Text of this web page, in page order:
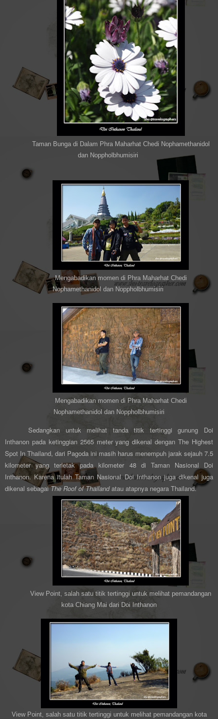
Taman Bunga di Dalam Phra Maharhat Chedi Nophamethanidol
dan Noppholbhumisiri
Mengabadikan momen di Phra Maharhat Chedi
Nophamethanidol dan Noppholbhumisiri
Mengabadikan momen di Phra Maharhat Chedi
Nophamethanidol dan Noppholbhumisiri
Sedangkan untuk melihat tanda titik tertinggi gunung Doi
Inthanon pada ketinggian 2565 meter yang dikenal dengan The Highest
Spot In Thailand, dari Pagoda ini masih harus menempuh jarak sejauh 7.5
kilometer yang terletak pada kilometer 48 di Taman Nasional Doi
Inthanon. Karena itulah Taman Nasional Doi Inthanon juga dikenal juga
dikenal sebagai The Roofof Thailandatau atapnya negara Thailand.
View Point, salah satu titik tertinggi untuk melihat pemandangan
kota Chiang Mai dari Doi Inthanon
View Point, salah satu titik tertinggi untuk melihat pemandangan kota